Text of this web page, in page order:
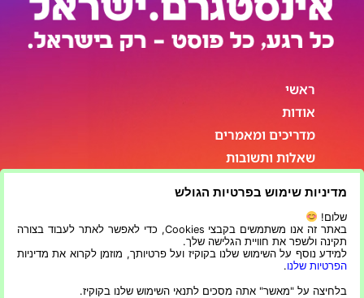
ראשי
אודות
מדריכים ומאמרים
שאלות ותשובות
מדיניות שימוש בפרטיות הגולש
שלום!
באתר זה אנו משתמשים בקבצי Cookies, כדי לאפשר לאתר לעבוד בצורה
תקינה ולשפר את חוויית הגלישה שלך.
למידע נוסף על השימוש שלנו בקוקיז ועל פרטיותך, מוזמן לקרוא את מדיניות
הפרטיות שלנו.
בלחיצה על "מאשר" אתה מסכים לתנאי השימוש שלנו בקוקיז.